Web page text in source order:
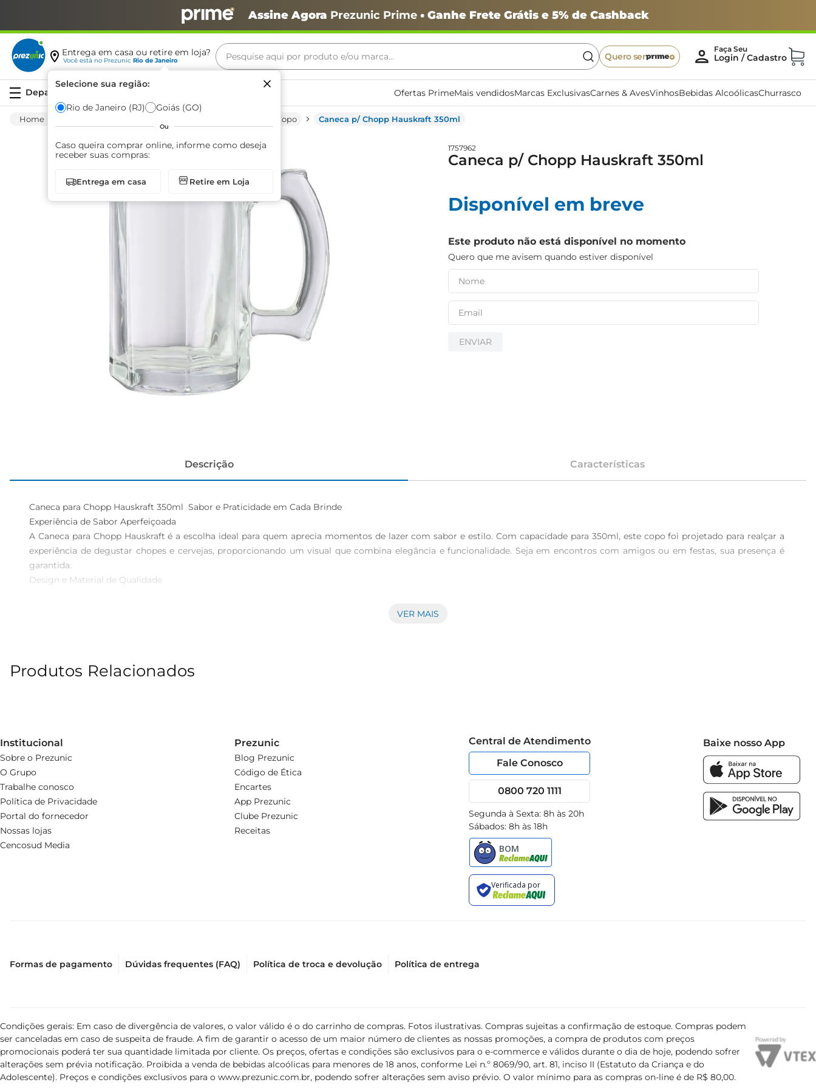
Assine Agora Prezunic Prime• Ganhe Frete Grátis e 5% de Cashback
Entrega em casa ou retire em loja?
Você está no Prezunic Rio de Janeiro
Selecione sua região:
Rio de Janeiro (RJ) Goiás (GO)
Ou
Caso queira comprar online, informe como deseja
receber suas compras:
Entrega em casa Retire em Loja
Pesquise aqui por produto e/ou marca...
Quero ser
Ofertas PrimeMais vendidosMarcas ExclusivasCarnes & AvesVinhosBebidas AlcoólicasChurrasco
Copo Caneca p/ Chopp Hauskraft 350ml
1757962
Caneca p/ Chopp Hauskraft 350ml
Disponível em breve
Este produto não está disponível no momento
Quero que me avisem quando estiver disponível
ENVIAR
Descrição Características
Caneca para Chopp Hauskraft 350ml  Sabor e Praticidade em Cada Brinde
Experiência de Sabor Aperfeiçoada
A Caneca para Chopp Hauskraft é a escolha ideal para quem aprecia momentos de lazer com sabor e estilo. Com capacidade para 350ml, este copo foi projetado para realçar a
experiência de degustar chopes e cervejas, proporcionando um visual que combina elegância e funcionalidade. Seja em encontros com amigos ou em festas, sua presença é
garantida.
Design e Material de Qualidade
material utilizado confere durabilidade e resistência, permitindo que a caneca mantenha a temperatura da bebida por mais tempo, favorecendo momentos de descontração
versatilidade, a Caneca para Chopp Hauskraft se encaixa perfeitamente em qualquer ocasião, seja em festas, reuniões familiares, ou momentos de relaxamento.
VER MAIS
Produtos Relacionados
Institucional
Sobre o Prezunic
O Grupo
Trabalhe conosco
Política de Privacidade
Portal do fornecedor
Nossas lojas
Cencosud Media
Prezunic
Blog Prezunic
Código de Ética
Encartes
App Prezunic
Clube Prezunic
Receitas
Central de Atendimento
Fale Conosco
0800 720 1111
Segunda à Sexta: 8h às 20h
Sábados: 8h às 18h
Baixe nosso App
Formas de pagamento Dúvidas frequentes (FAQ) Política de troca e devolução Política de entrega
Condições gerais: Em caso de divergência de valores, o valor válido é o do carrinho de compras. Fotos ilustrativas. Compras sujeitas a confirmação de estoque. Compras podem
ser canceladas em caso de suspeita de fraude. A fim de garantir o acesso de um maior número de clientes as nossas promoções, a compra de produtos com preços
promocionais poderá ter sua quantidade limitada por cliente. Os preços, ofertas e condições são exclusivos para o e-commerce e válidos durante o dia de hoje, podendo sofrer
alterações sem prévia notificação. Proibida a venda de bebidas alcoólicas para menores de 18 anos, conforme Lei n.º 8069/90, art. 81, inciso II (Estatuto da Criança e do
Adolescente). Preços e condições exclusivos para o www.prezunic.com.br, podendo sofrer alterações sem aviso prévio. O valor mínimo para as compras on-line é de R$ 80,00.
Termos mais buscados
café
biscoito
azeite
arroz
iogurte
papel higiênico
cerveja